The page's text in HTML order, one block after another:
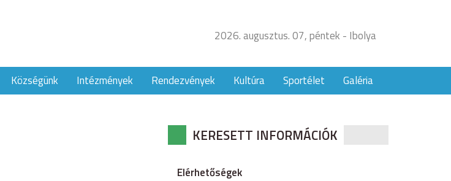
2026. augusztus. 07, péntek - Ibolya
Községünk Intézmények Rendezvények Kultúra Sportélet Galéria
KERESETT INFORMÁCIÓK
Elérhetőségek